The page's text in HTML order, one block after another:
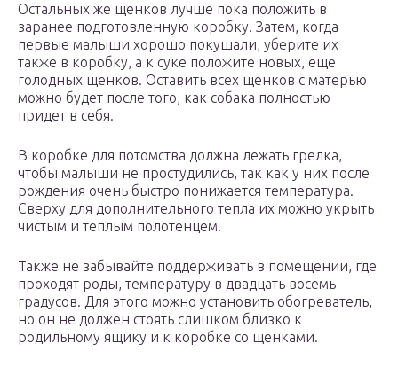
Остальных же щенков лучше пока положить в
заранее подготовленную коробку. Затем, когда
первые малыши хорошо покушали, уберите их
также в коробку, а к суке положите новых, еще
голодных щенков. Оставить всех щенков с матерью
можно будет после того, как собака полностью
придет в себя.
В коробке для потомства должна лежать грелка,
чтобы малыши не простудились, так как у них после
рождения очень быстро понижается температура.
Сверху для дополнительного тепла их можно укрыть
чистым и теплым полотенцем.
Также не забывайте поддерживать в помещении, где
проходят роды, температуру в двадцать восемь
градусов. Для этого можно установить обогреватель,
но он не должен стоять слишком близко к
родильному ящику и к коробке со щенками.